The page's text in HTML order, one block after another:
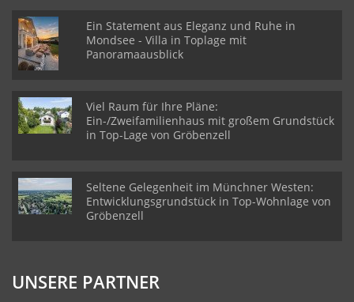
Ein Statement aus Eleganz und Ruhe in
Mondsee - Villa in Toplage mit
Panoramaausblick
Viel Raum für Ihre Pläne:
Ein-/Zweifamilienhaus mit großem Grundstück
in Top-Lage von Gröbenzell
Seltene Gelegenheit im Münchner Westen:
Entwicklungsgrundstück in Top-Wohnlage von
Gröbenzell
UNSERE PARTNER